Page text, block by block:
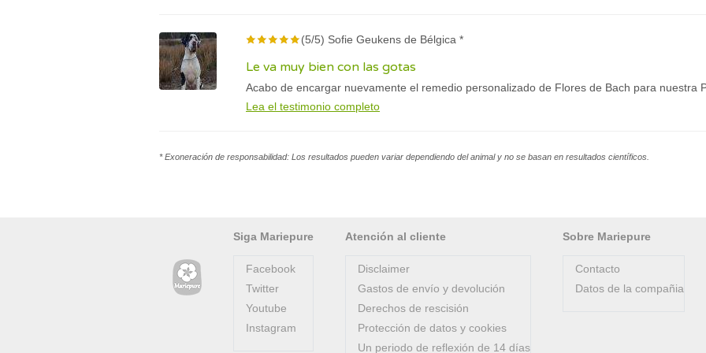
(5/5) Sofie Geukens de Bélgica *
Le va muy bien con las gotas
Acabo de encargar nuevamente el remedio personalizado de Flores de Bach para nuestra
Lea el testimonio completo
* Exoneración de responsabilidad: Los resultados pueden variar dependiendo del animal y no se basan en resultados científicos.
Siga Mariepure
Facebook
Twitter
Youtube
Instagram
Atención al cliente
Disclaimer
Gastos de envío y devolución
Derechos de rescisión
Protección de datos y cookies
Un periodo de reflexión de 14 días
Sobre Mariepure
Contacto
Datos de la compañia